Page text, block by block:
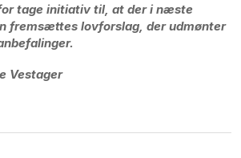
tage initiativ til, at der i næste
fremsættes lovforslag, der udmønter
Vestager